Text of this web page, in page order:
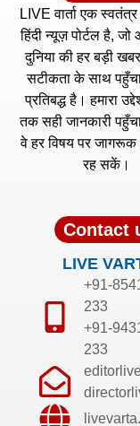
LIVE वार्ता एक स्वतंत्र
हिंदी न्यूज़ पोर्टल है,
दुनिया की हर बड़ी
सटीकता के साथ
प्रतिबद्ध है। हमारा
तक सही जानकारी
वे हर विषय पर
रह सकें।
Contact
LIVE
+91-
233
+91-
233